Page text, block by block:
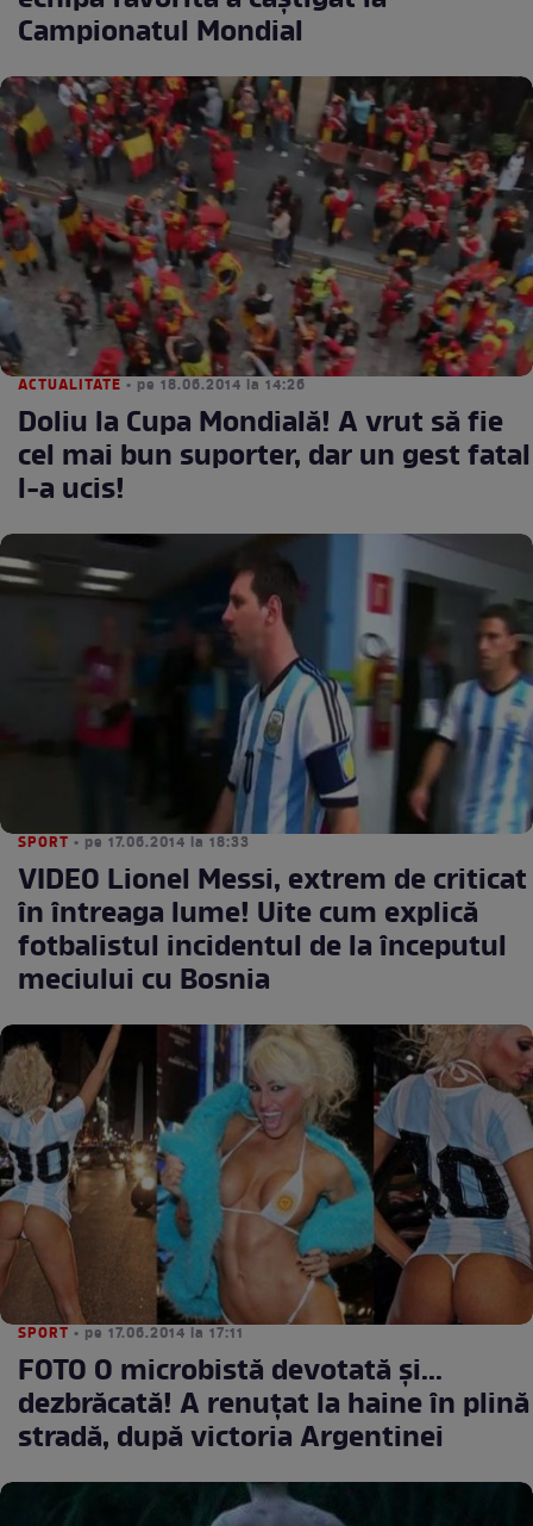
Campionatul Mondial
ACTUALITATE • pe 18.06.2014 la 14:26
Doliu la Cupa Mondială! A vrut să fie
cel mai bun suporter, dar un gest fatal
l-a ucis!
SPORT • pe 17.06.2014 la 18:33
VIDEO Lionel Messi, extrem de criticat
în întreaga lume! Uite cum explică
fotbalistul incidentul de la începutul
meciului cu Bosnia
SPORT • pe 17.06.2014 la 17:11
FOTO O microbistă devotată şi...
dezbrăcată! A renuţat la haine în plină
stradă, după victoria Argentinei